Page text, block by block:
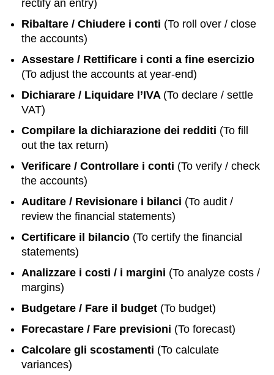
rectify an entry)
Ribaltare / Chiudere i conti (To roll over / close
the accounts)
Assestare / Rettificare i conti a fine esercizio
(To adjust the accounts at year-end)
Dichiarare / Liquidare l’IVA (To declare / settle
VAT)
Compilare la dichiarazione dei redditi (To fill
out the tax return)
Verificare / Controllare i conti (To verify / check
the accounts)
Auditare / Revisionare i bilanci (To audit /
review the financial statements)
Certificare il bilancio (To certify the financial
statements)
Analizzare i costi / i margini (To analyze costs /
margins)
Budgetare / Fare il budget (To budget)
Forecastare / Fare previsioni (To forecast)
Calcolare gli scostamenti (To calculate
variances)